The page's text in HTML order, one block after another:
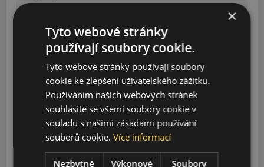
Vyhledávání
×
Tyto webové stránky
používají soubory cookie.
Tyto webové stránky používají soubory
cookie ke zlepšení uživatelského zážitku.
Používáním našich webových stránek
souhlasíte se všemi soubory cookie v
souladu s našimi zásadami používání
souborů cookie.Více informací
Nezbytně
Výkonové
Soubory